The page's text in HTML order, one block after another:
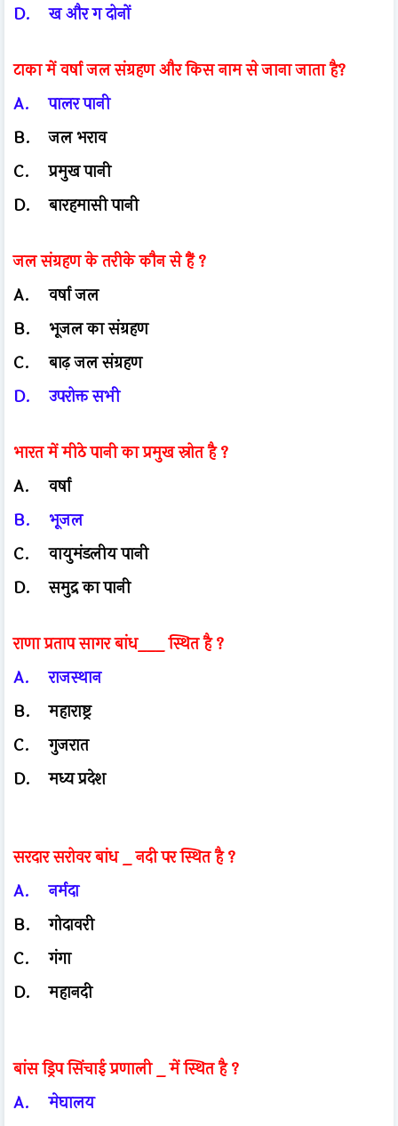
D.
ख और ग दोनों
टाका में वर्षा जल संग्रहण और किस नाम से जाना जाता है?
A.
पालर पानी
B.
जल भराव
C.
प्रमुख पानी
D.
बारहमासी पानी
जल संग्रहण के तरीके कौन से हैं ?
A.
वर्षा जल
B.
भूजल का संग्रहण
C.
बाढ़ जल संग्रहण
D.
उपरोक्त सभी
भारत में मीठे पानी का प्रमुख स्रोत है ?
A.
वर्षा
B.
भूजल
C.
वायुमंडलीय पानी
D.
समुद्र का पानी
राणा प्रताप सागर बांध___ स्थित है ?
A.
राजस्थान
B.
महाराष्ट्र
C.
गुजरात
D.
मध्य प्रदेश
सरदार सरोवर बांध _ नदी पर स्थित है ?
A.
नर्मदा
B.
गोदावरी
C.
गंगा
D.
महानदी
बांस ड्रिप सिंचाई प्रणाली _ में स्थित है ?
A.
मेघालय